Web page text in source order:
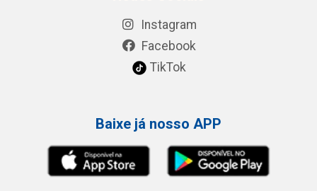
Instagram
Facebook
TikTok
Baixe já nosso APP